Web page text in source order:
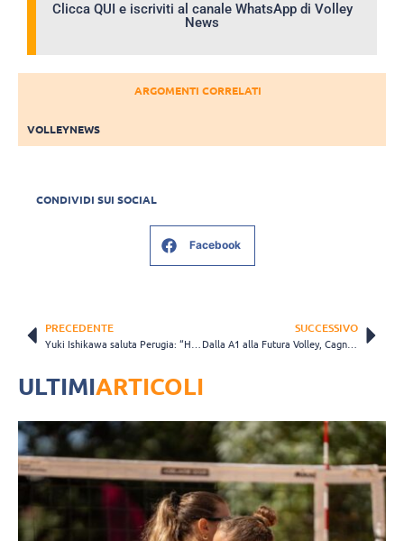
Clicca QUI e iscriviti al canale WhatsApp di Volley
News
ARGOMENTI CORRELATI
VOLLEYNEWS
CONDIVIDI SUI SOCIAL
Facebook
PRECEDENTE SUCCESSIVO
Dalla A1 alla Futura Volley, Cagnin si presenta: “Promozione? Spero di aggiungerla al palmares”
ULTIMIARTICOLI